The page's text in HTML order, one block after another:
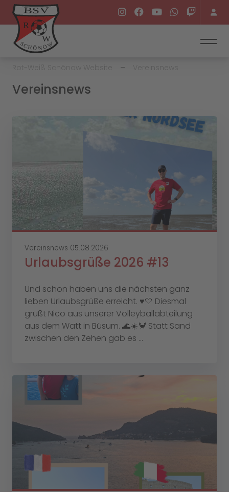
Vereinsnews
Vereinsnews 05.08.2026
Urlaubsgrüße 2026 #13
Und schon haben uns die nächsten ganz
lieben Urlaubsgrüße erreicht. ♥️🤍 Diesmal
grüßt Nico aus unserer Volleyballabteilung
aus dem Watt in Büsum. 🌊☀️🦀 Statt Sand
zwischen den Zehen gab es ...